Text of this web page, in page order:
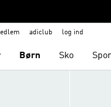
adiclub log ind
Børn Sko